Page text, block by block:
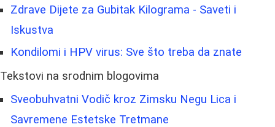
Zdrave Dijete za Gubitak Kilograma - Saveti i
Iskustva
Kondilomi i HPV virus: Sve što treba da znate
Tekstovi na srodnim blogovima
Sveobuhvatni Vodič kroz Zimsku Negu Lica i
Savremene Estetske Tretmane